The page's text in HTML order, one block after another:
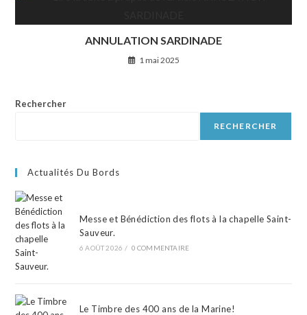
ANNULATION SARDINADE
1 mai 2025
Rechercher
RECHERCHER
Actualités Du Bords
Messe et Bénédiction des flots à la chapelle Saint-
Sauveur.
6 AOÛT 2026 / 0 COMMENTAIRE
Le Timbre des 400 ans de la Marine!